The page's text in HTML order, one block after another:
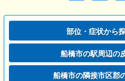
部位・症状から
船橋市の駅周辺の
船橋市の隣接市区郡